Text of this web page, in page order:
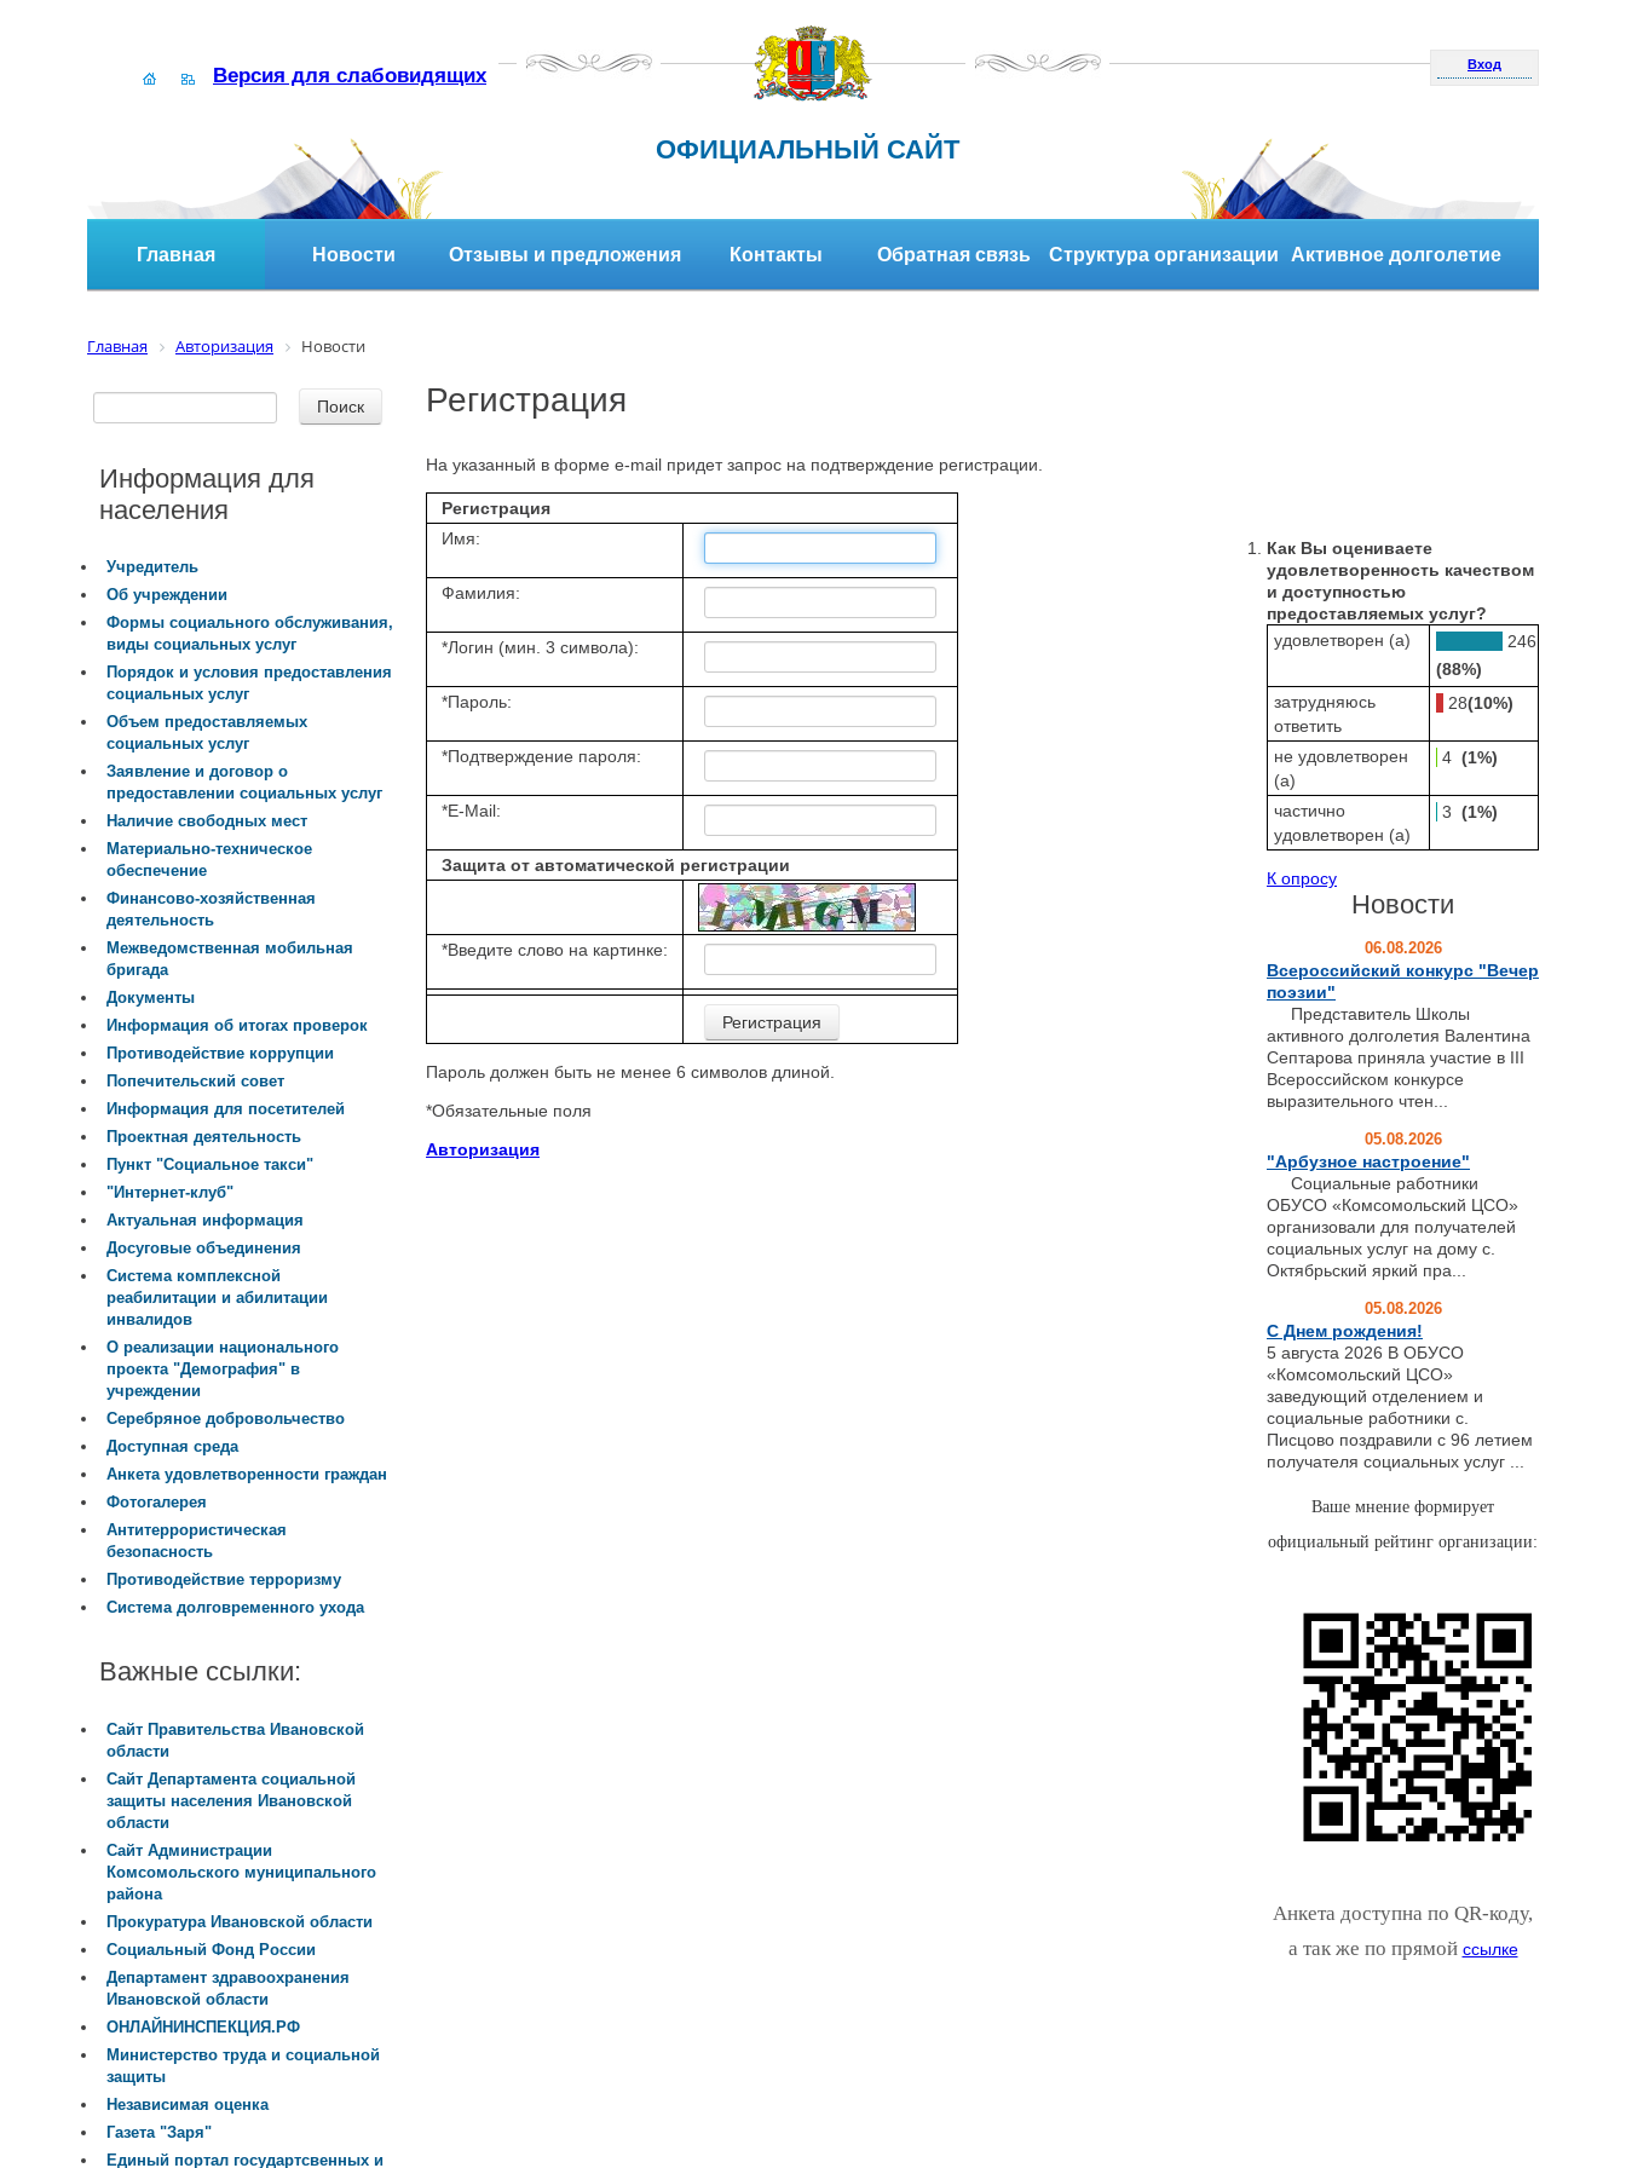
Версия для слабовидящих Вход
ОФИЦИАЛЬНЫЙ САЙТ
Главная Новости Отзывы и предложения Контакты Обратная связь Структура организации Активное долголетие
Главная Авторизация Новости
Регистрация
На указанный в форме e-mail придет запрос на подтверждение регистрации.
Регистрация
Имя:
Фамилия:
*Логин (мин. 3 символа):
*Пароль:
*Подтверждение пароля:
*E-Mail:
Защита от автоматической регистрации
*Введите слово на картинке:
Пароль должен быть не менее 6 символов длиной.
*Обязательные поля
Авторизация
Информация для
населения
Учредитель
Об учреждении
Формы социального обслуживания,
виды социальных услуг
Порядок и условия предоставления
социальных услуг
Объем предоставляемых
социальных услуг
Заявление и договор о
предоставлении социальных услуг
Наличие свободных мест
Материально-техническое
обеспечение
Финансово-хозяйственная
деятельность
Межведомственная мобильная
бригада
Документы
Информация об итогах проверок
Противодействие коррупции
Попечительский совет
Информация для посетителей
Проектная деятельность
Пункт "Социальное такси"
"Интернет-клуб"
Актуальная информация
Досуговые объединения
Система комплексной
реабилитации и абилитации
инвалидов
О реализации национального
проекта "Демография" в
учреждении
Серебряное добровольчество
Доступная среда
Анкета удовлетворенности граждан
Фотогалерея
Антитеррористическая
безопасность
Противодействие терроризму
Система долговременного ухода
Важные ссылки:
Сайт Правительства Ивановской
области
Сайт Департамента социальной
защиты населения Ивановской
области
Сайт Администрации
Комсомольского муниципального
района
Прокуратура Ивановской области
Социальный Фонд России
Департамент здравоохранения
Ивановской области
ОНЛАЙНИНСПЕКЦИЯ.РФ
Министерство труда и социальной
защиты
Независимая оценка
Газета "Заря"
Единый портал государтсвенных и
Как Вы оцениваете
удовлетворенность качеством
и доступностью
предоставляемых услуг?
удовлетворен (а)
246
(88%)
затрудняюсь
ответить
28(10%)
не удовлетворен
(а)
4 (1%)
частично
удовлетворен (а)
3 (1%)
К опросу
Новости
06.08.2026
Всероссийский конкурс "Вечер
поэзии"
Представитель Школы
активного долголетия Валентина
Септарова приняла участие в III
Всероссийском конкурсе
выразительного чтен...
05.08.2026
"Арбузное настроение"
Социальные работники
ОБУСО «Комсомольский ЦСО»
организовали для получателей
социальных услуг на дому с.
Октябрьский яркий пра...
05.08.2026
С Днем рождения!
5 августа 2026 В ОБУСО
«Комсомольский ЦСО»
заведующий отделением и
социальные работники с.
Писцово поздравили с 96 летием
получателя социальных услуг ...
Ваше мнение формирует
официальный рейтинг организации:
Анкета доступна по QR-коду,
а так же по прямой ссылке